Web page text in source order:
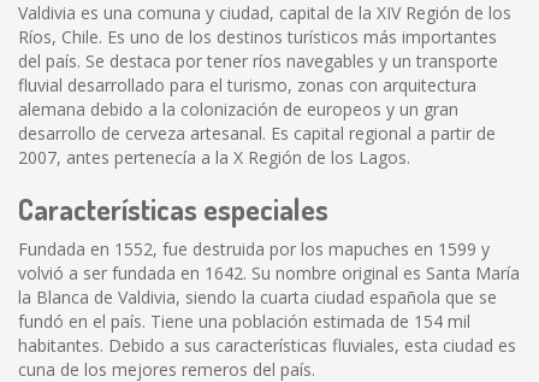
Valdivia es una comuna y ciudad, capital de la XIV Región de los
Ríos, Chile. Es uno de los destinos turísticos más importantes
del país. Se destaca por tener ríos navegables y un transporte
fluvial desarrollado para el turismo, zonas con arquitectura
alemana debido a la colonización de europeos y un gran
desarrollo de cerveza artesanal. Es capital regional a partir de
2007, antes pertenecía a la X Región de los Lagos.
Características especiales
Fundada en 1552, fue destruida por los mapuches en 1599 y
volvió a ser fundada en 1642. Su nombre original es Santa María
la Blanca de Valdivia, siendo la cuarta ciudad española que se
fundó en el país. Tiene una población estimada de 154 mil
habitantes. Debido a sus características fluviales, esta ciudad es
cuna de los mejores remeros del país.